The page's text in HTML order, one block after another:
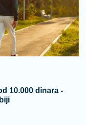
10.000 dinara -